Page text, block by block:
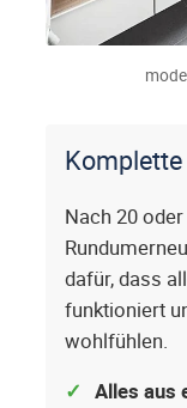
Nach 20
dafür, dass
funktioniert
wohlfühlen.
Alles aus